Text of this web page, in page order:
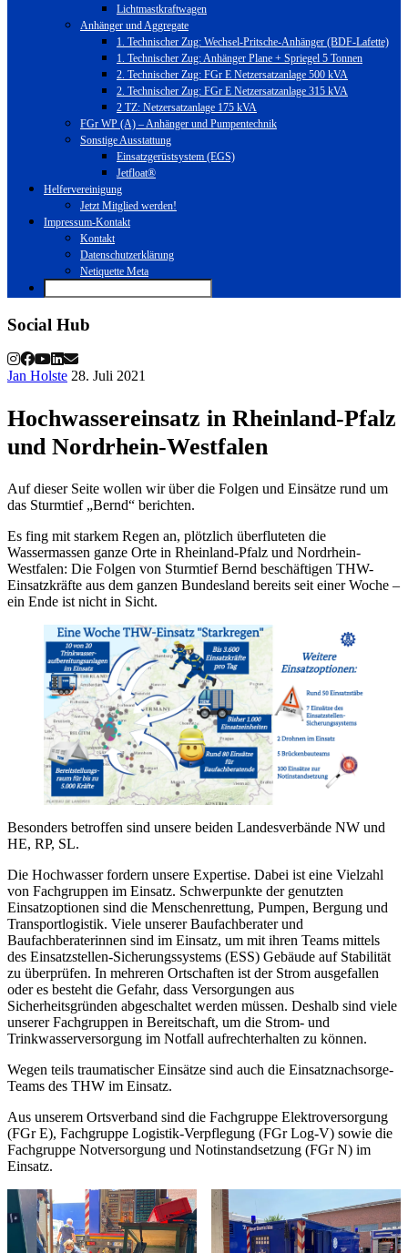
Lichtmastkraftwagen
Anhänger und Aggregate
1. Technischer Zug: Wechsel-Pritsche-Anhänger (BDF-Lafette)
1. Technischer Zug: Anhänger Plane + Spriegel 5 Tonnen
2. Technischer Zug: FGr E Netzersatzanlage 500 kVA
2. Technischer Zug: FGr E Netzersatzanlage 315 kVA
2 TZ: Netzersatzanlage 175 kVA
FGr WP (A) – Anhänger und Pumpentechnik
Sonstige Ausstattung
Einsatzgerüstsystem (EGS)
Jetfloat®
Helfervereinigung
Jetzt Mitglied werden!
Impressum-Kontakt
Kontakt
Datenschutzerklärung
Netiquette Meta
Social Hub
Jan Holste 28. Juli 2021
Hochwassereinsatz in Rheinland-Pfalz
und Nordrhein-Westfalen
Auf dieser Seite wollen wir über die Folgen und Einsätze rund um
das Sturmtief „Bernd“ berichten.
Es fing mit starkem Regen an, plötzlich überfluteten die
Wassermassen ganze Orte in Rheinland-Pfalz und Nordrhein-
Westfalen: Die Folgen von Sturmtief Bernd beschäftigen THW-
Einsatzkräfte aus dem ganzen Bundesland bereits seit einer Woche –
ein Ende ist nicht in Sicht.
Besonders betroffen sind unsere beiden Landesverbände NW und
HE, RP, SL.
Die Hochwasser fordern unsere Expertise. Dabei ist eine Vielzahl
von Fachgruppen im Einsatz. Schwerpunkte der genutzten
Einsatzoptionen sind die Menschenrettung, Pumpen, Bergung und
Transportlogistik. Viele unserer Baufachberater und
Baufachberaterinnen sind im Einsatz, um mit ihren Teams mittels
des Einsatzstellen-Sicherungssystems (ESS) Gebäude auf Stabilität
zu überprüfen. In mehreren Ortschaften ist der Strom ausgefallen
oder es besteht die Gefahr, dass Versorgungen aus
Sicherheitsgründen abgeschaltet werden müssen. Deshalb sind viele
unserer Fachgruppen in Bereitschaft, um die Strom- und
Trinkwasserversorgung im Notfall aufrechterhalten zu können.
Wegen teils traumatischer Einsätze sind auch die Einsatznachsorge-
Teams des THW im Einsatz.
Aus unserem Ortsverband sind die Fachgruppe Elektroversorgung
(FGr E), Fachgruppe Logistik-Verpflegung (FGr Log-V) sowie die
Fachgruppe Notversorgung und Notinstandsetzung (FGr N) im
Einsatz.